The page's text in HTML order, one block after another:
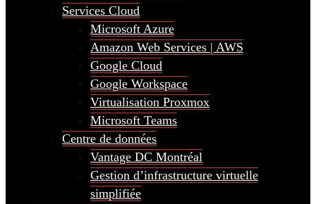
Services Cloud
Microsoft Azure
Amazon Web Services | AWS
Google Cloud
Google Workspace
Virtualisation Proxmox
Microsoft Teams
Centre de données
Vantage DC Montréal
Gestion d’infrastructure virtuelle
simplifiée